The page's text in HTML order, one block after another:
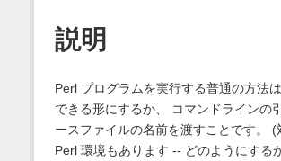
説明
Perl プログラムを実行する普通の方法
できる形にするか、 コマンドラインの
ースファイルの名前を渡すことです。 (
Perl 環境もあります -- どのようにする